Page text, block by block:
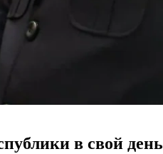
в свой день